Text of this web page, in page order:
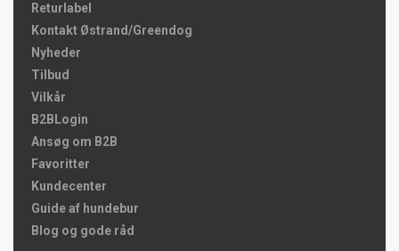
Returlabel
Kontakt Østrand/Greendog
Nyheder
Tilbud
Vilkår
B2BLogin
Ansøg om B2B
Favoritter
Kundecenter
Guide af hundebur
Blog og gode råd